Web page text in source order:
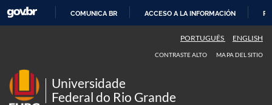
CONTENIDO
COMUNICA BR ACCESO A LA INFORMACIÓN
PORTUGUÊS ENGLISH
CONTRASTE ALTO MAPA DEL SITIO
Universidade
Federal do Rio Grande